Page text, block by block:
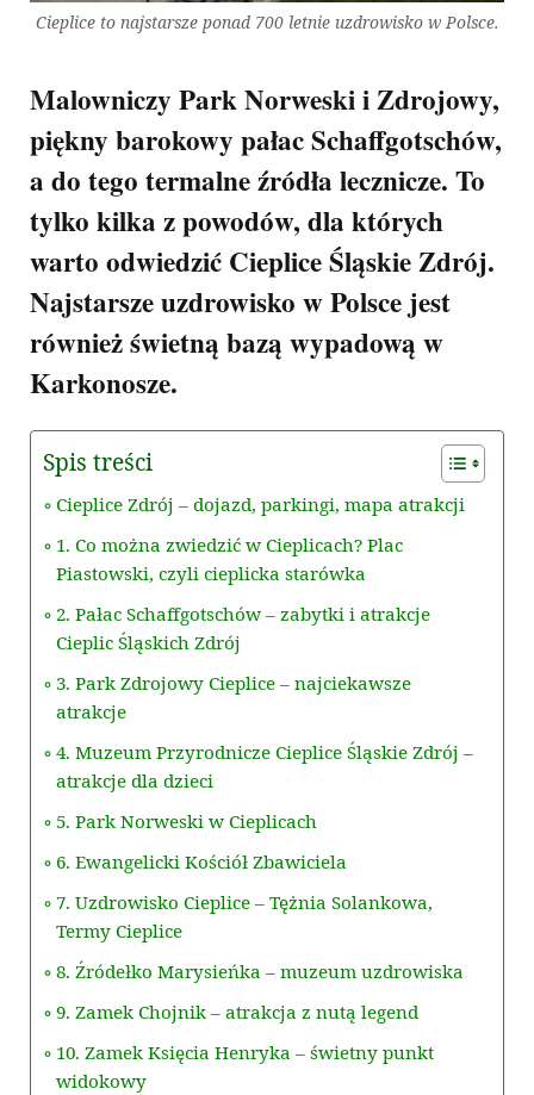
Cieplice to najstarsze ponad 700 letnie uzdrowisko w Polsce.
Malowniczy Park Norweski i Zdrojowy,
piękny barokowy pałac Schaffgotschów,
a do tego termalne źródła lecznicze. To
tylko kilka z powodów, dla których
warto odwiedzić Cieplice Śląskie Zdrój.
Najstarsze uzdrowisko w Polsce jest
również świetną bazą wypadową w
Karkonosze.
Spis treści
Cieplice Zdrój – dojazd, parkingi, mapa atrakcji
1. Co można zwiedzić w Cieplicach? Plac
Piastowski, czyli cieplicka starówka
2. Pałac Schaffgotschów – zabytki i atrakcje
Cieplic Śląskich Zdrój
3. Park Zdrojowy Cieplice – najciekawsze
atrakcje
4. Muzeum Przyrodnicze Cieplice Śląskie Zdrój –
atrakcje dla dzieci
5. Park Norweski w Cieplicach
6. Ewangelicki Kościół Zbawiciela
7. Uzdrowisko Cieplice – Tężnia Solankowa,
Termy Cieplice
8. Źródełko Marysieńka – muzeum uzdrowiska
9. Zamek Chojnik – atrakcja z nutą legend
10. Zamek Księcia Henryka – świetny punkt
widokowy